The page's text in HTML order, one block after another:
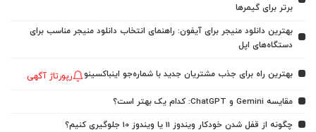
برتر برای گیمرها
بهترین دانلود منیجر برای آیفون: راهنمای انتخاب دانلود منیجر مناسب برای
دستگاه‌های اپل
بهترین راه برای جذب مشتریان جدید با شماره‌جو اینباکسینو رپورتاژ آگهی
مقایسه Gemini و ChatGPT: کدام یک بهتر است؟
چگونه از قفل شدن خودکار ویندوز 11 یا ویندوز 10 جلوگیری کنیم؟